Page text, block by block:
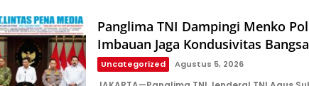
Panglima TNI Dampingi Menko
Imbauan Jaga Kondusivitas Bangsa
Uncategorized Agustus 5, 2026